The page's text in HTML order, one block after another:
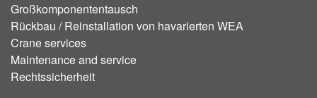
Großkomponententausch
Rückbau / Reinstallation von havarierten WEA
Crane services
Maintenance and service
Rechtssicherheit